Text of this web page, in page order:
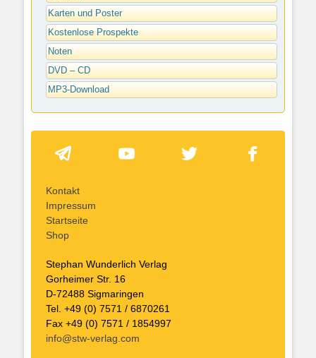
Karten und Poster
Kostenlose Prospekte
Noten
DVD – CD
MP3-Download
Kontakt
Impressum
Startseite
Shop
Stephan Wunderlich Verlag
Gorheimer Str. 16
D-72488 Sigmaringen
Tel. +49 (0) 7571 / 6870261
Fax +49 (0) 7571 / 1854997
info@stw-verlag.com